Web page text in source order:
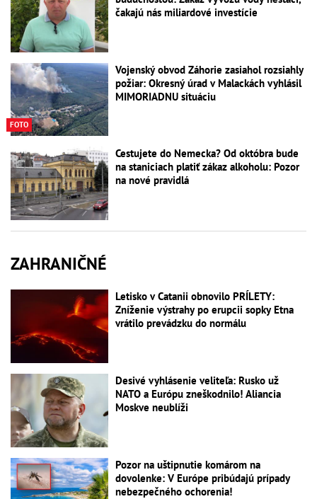
čakajú nás miliardové investície
FOTO
Vojenský obvod Záhorie zasiahol rozsiahly
požiar: Okresný úrad v Malackách vyhlásil
MIMORIADNU situáciu
Cestujete do Nemecka? Od októbra bude
na staniciach platiť zákaz alkoholu: Pozor
na nové pravidlá
ZAHRANIČNÉ
Letisko v Catanii obnovilo PRÍLETY:
Zníženie výstrahy po erupcii sopky Etna
vrátilo prevádzku do normálu
Desivé vyhlásenie veliteľa: Rusko už
NATO a Európu zneškodnilo! Aliancia
Moskve neublíži
Pozor na uštipnutie komárom na
dovolenke: V Európe pribúdajú prípady
nebezpečného ochorenia!